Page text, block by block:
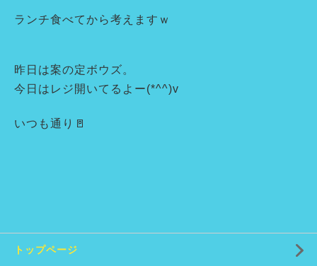
ランチ食べてから考えますｗ
昨日は案の定ボウズ。
今日はレジ開いてるよー(*^^)v
いつも通り🚪
トップページ